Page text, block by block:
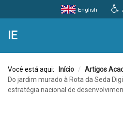
English
IE
Você está aqui: Início / Artigos
Do jardim murado à Rota da Seda
estratégia nacional de